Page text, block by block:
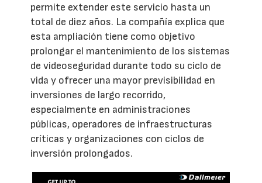
permite extender este servicio hasta un
total de diez años. La compañía explica que
esta ampliación tiene como objetivo
prolongar el mantenimiento de los sistemas
de videoseguridad durante todo su ciclo de
vida y ofrecer una mayor previsibilidad en
inversiones de largo recorrido,
especialmente en administraciones
públicas, operadores de infraestructuras
críticas y organizaciones con ciclos de
inversión prolongados.